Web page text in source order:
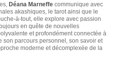
Déana Marneffe communique avec
akashiques, le tarot ainsi que le
à-tout, elle explore avec passion
en quête de nouvelles
et profondément connectée à
son parcours personnel, son savoir et
moderne et décomplexée de la